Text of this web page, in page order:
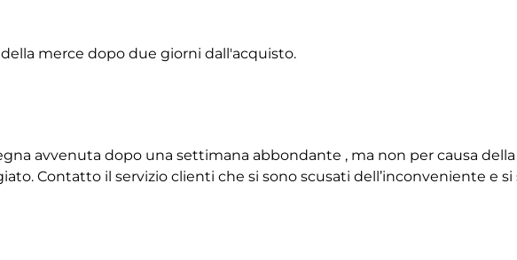
merce dopo due giorni dall'acquisto.
avvenuta dopo una settimana abbondante , ma non per causa
Contatto il servizio clienti che si sono scusati dell’inconveniente e si